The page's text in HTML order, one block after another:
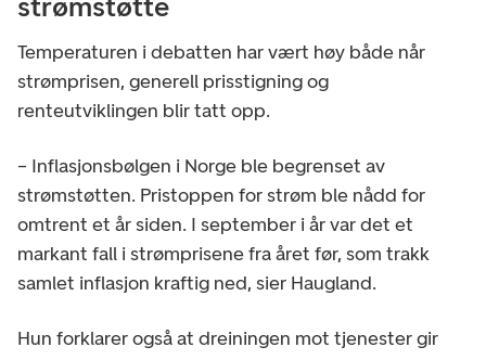
Temperaturen i debatten har vært høy både når
strømprisen, generell prisstigning og
renteutviklingen blir tatt opp.
– Inflasjonsbølgen i Norge ble begrenset av
strømstøtten. Pristoppen for strøm ble nådd for
omtrent et år siden. I september i år var det et
markant fall i strømprisene fra året før, som trakk
samlet inflasjon kraftig ned, sier Haugland.
Hun forklarer også at dreiningen mot tjenester gir